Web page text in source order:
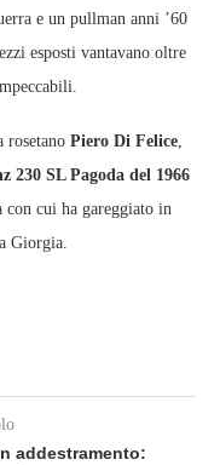
e un pullman anni ’60
esposti vantavano oltre
rosetano Piero Di Felice,
230 SL Pagoda del 1966
con cui ha gareggiato in
Giorgia.
addestramento: